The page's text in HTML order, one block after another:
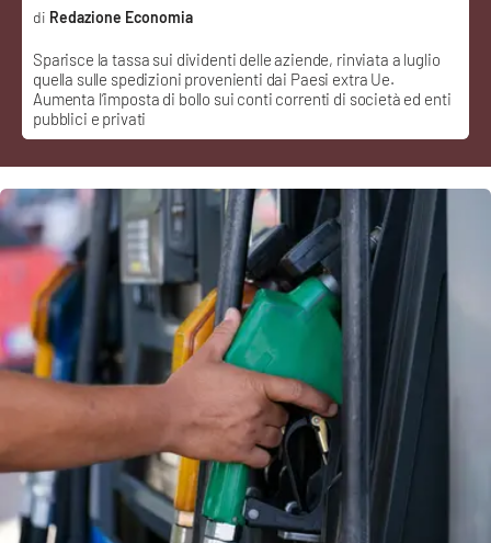
VIDEO
Ambiente
Cronaca
Cultura
Economia e Lavoro
Politica
Sanità
Sport
Sparisce la tassa sui dividenti delle aziende, rinviata a luglio
quella sulle spedizioni provenienti dai Paesi extra Ue.
Aumenta l’imposta di bollo sui conti correnti di società ed enti
pubblici e privati
Redazione Economia